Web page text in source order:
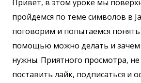
Привет, в этом уроке мы
пройдемся по теме символов в
поговорим и попытаемся понять
помощью можно делать и
нужны. Приятного просмотра, не
поставить лайк, подписаться и